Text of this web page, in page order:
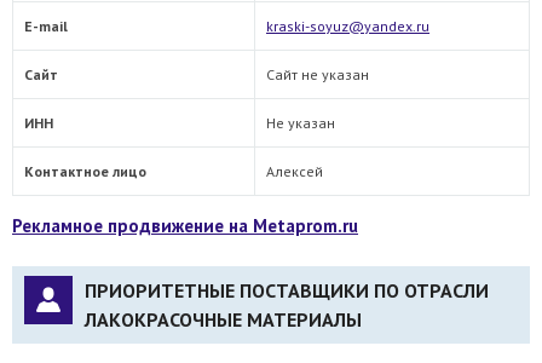
E-mail kraski-soyuz@yandex.ru
Сайт Сайт не указан
ИНН Не указан
Контактное лицо Алексей
Рекламное продвижение на Metaprom.ru
ПРИОРИТЕТНЫЕ ПОСТАВЩИКИ ПО ОТРАСЛИ
ЛАКОКРАСОЧНЫЕ МАТЕРИАЛЫ